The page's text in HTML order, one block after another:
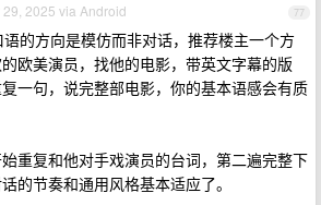
77
29, 2025 via Android
的方向是模仿而非对话，推荐楼主一个方
欧美演员，找他的电影，带英文字幕的版
一句，说完整部电影，你的基本语感会有质
重复和他对手戏演员的台词，第二遍完整下
的节奏和通用风格基本适应了。